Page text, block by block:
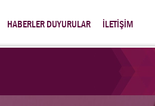
HABERLER DUYURULAR İLETİŞİM